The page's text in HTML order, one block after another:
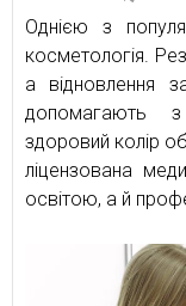
Однією з
косметологія.
а відновлення
допомагають
здоровий колір
ліцензована
освітою, а й